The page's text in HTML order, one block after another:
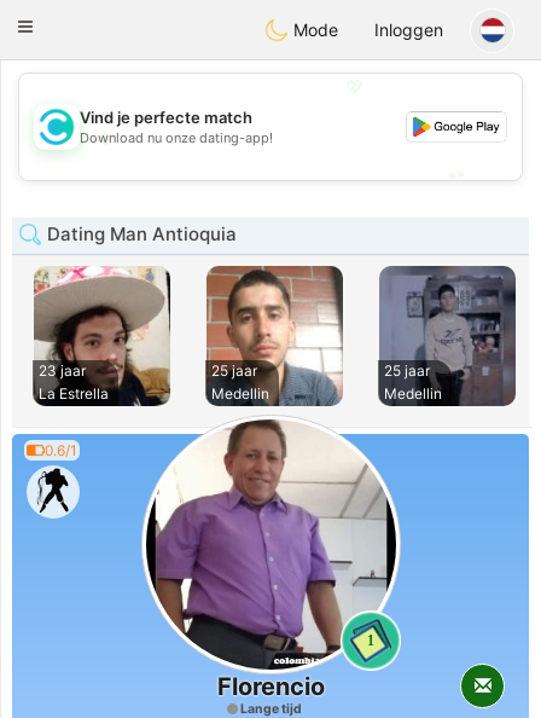
olombiaCitas
Toggle
Mode Inloggen
💖
💕
Vind je perfecte match
Download nu onze dating-app!
Dating Man Antioquia
23 jaar
La Estrella
25 jaar
Medellin
25 jaar
Medellin
0.6/1
1
Florencio
Lange tijd